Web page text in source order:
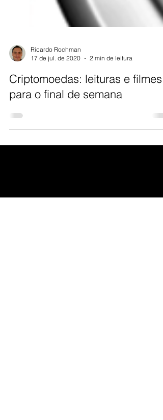
17 de jul. de 2020
2 min de leitura
Criptomoedas: leituras e filmes
para o final de semana